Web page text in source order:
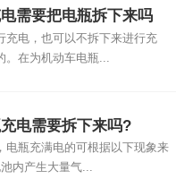
需要把电瓶拆下来吗
充电，也可以不拆下来进行充
。在为机动车电瓶...
电需要拆下来吗?
电瓶充满电的可根据以下现象来
内产生大量气...